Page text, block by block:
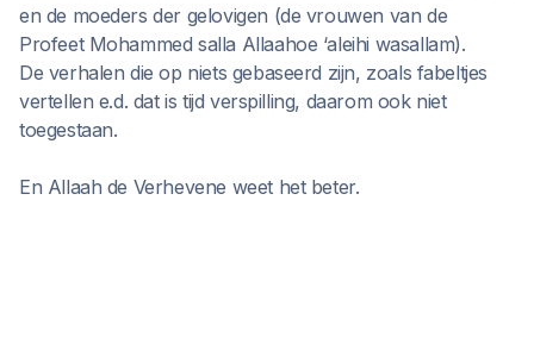
en de moeders der gelovigen (de vrouwen van de
Profeet Mohammed salla Allaahoe ‘aleihi wasallam).
De verhalen die op niets gebaseerd zijn, zoals fabeltjes
vertellen e.d. dat is tijd verspilling, daarom ook niet
toegestaan.
En Allaah de Verhevene weet het beter.